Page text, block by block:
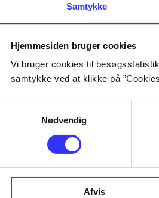
Samtykke
Hjemmesiden bruger cookies
Vi bruger cookies til
samtykke ved at klikke på
Nødvendig
Afvis
...
...